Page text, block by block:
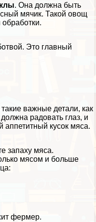
. Она должна быть
мячик. Такой овощ
Это главный
важные детали, как
радовать глаз, и
кусок мяса.
запаху мяса.
мясом и больше
фермер.